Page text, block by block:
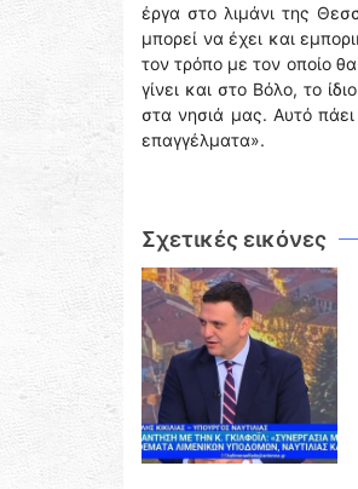
έργα στο λιμάνι της
μπορεί να έχει και
τον τρόπο με τον οποίο
γίνει και στο Βόλο, το
στα νησιά μας. Αυτό πάει
επαγγέλματα».
Σχετικές εικόνες